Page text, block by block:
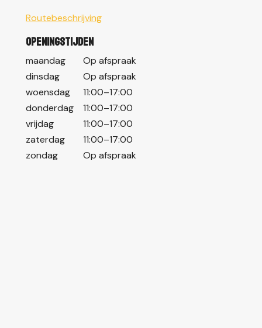
Routebeschrijving
Openingstijden
maandag
Op afspraak
dinsdag
Op afspraak
woensdag
11:00–17:00
donderdag
11:00–17:00
vrijdag
11:00–17:00
zaterdag
11:00–17:00
zondag
Op afspraak